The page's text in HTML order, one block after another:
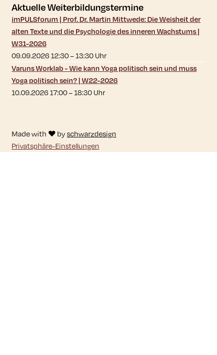
Aktuelle Weiterbildungstermine
imPULSforum | Prof. Dr. Martin Mittwede: Die Weisheit der
alten Texte und die Psychologie des inneren Wachstums |
W31-2026
09.09.2026 12:30–13:30Uhr
Varuns Worklab - Wie kann Yoga politisch sein und muss
Yoga politisch sein? | W22-2026
10.09.2026 17:00–18:30Uhr
Made with ♥ byschwarzdesign
Privatsphäre-Einstellungen